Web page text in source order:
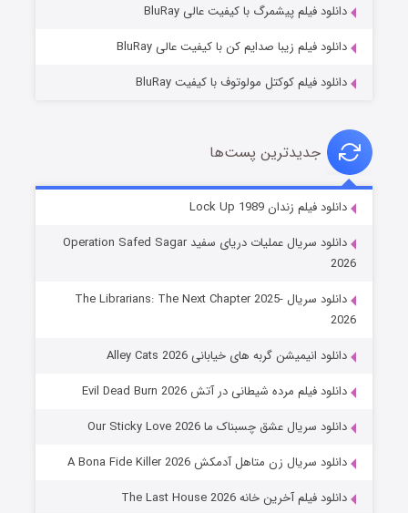
شوهر
عملیات آپارتمان
قسمت2 (زیرنویس) منتشر شد
دانلود فیلم پیشمرگ با کیفیت عالی BluRay
دانلود فیلم زیبا صدایم کن با کیفیت عالی BluRay
دانلود فیلم کوکتل مولوتوف با کیفیت BluRay
جدیدترین پست‌ها
دانلود فیلم زندان Lock Up 1989
دانلود سریال عملیات دریای سفید Operation Safed Sagar
2026
دانلود سریال The Librarians: The Next Chapter 2025-
2026
دانلود انیمیشن گربه های خیابانی Alley Cats 2026
دانلود فیلم مرده شیطانی در آتش Evil Dead Burn 2026
دانلود سریال عشق چسبناک ما Our Sticky Love 2026
دانلود سریال زن متاهل آدمکش A Bona Fide Killer 2026
دانلود فیلم آخرین خانه The Last House 2026